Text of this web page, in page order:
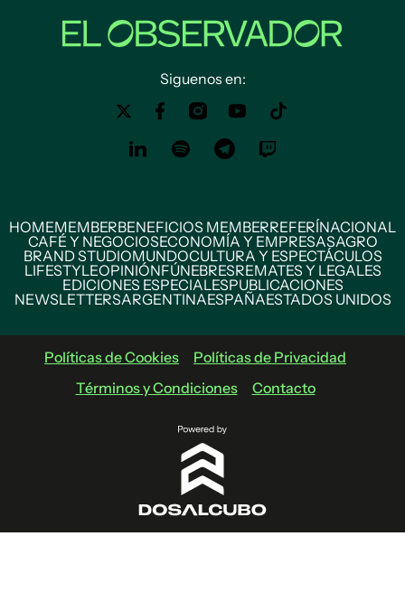
Siguenos en:
HOMEMEMBERBENEFICIOS MEMBERREFERÍNACIONAL
CAFÉ Y NEGOCIOSECONOMÍA Y EMPRESASAGRO
BRAND STUDIOMUNDOCULTURA Y ESPECTÁCULOS
LIFESTYLEOPINIÓNFÚNEBRESREMATES Y LEGALES
EDICIONES ESPECIALESPUBLICACIONES
NEWSLETTERSARGENTINAESPAÑAESTADOS UNIDOS
Políticas de Cookies
Políticas de Privacidad
Términos y Condiciones
Contacto